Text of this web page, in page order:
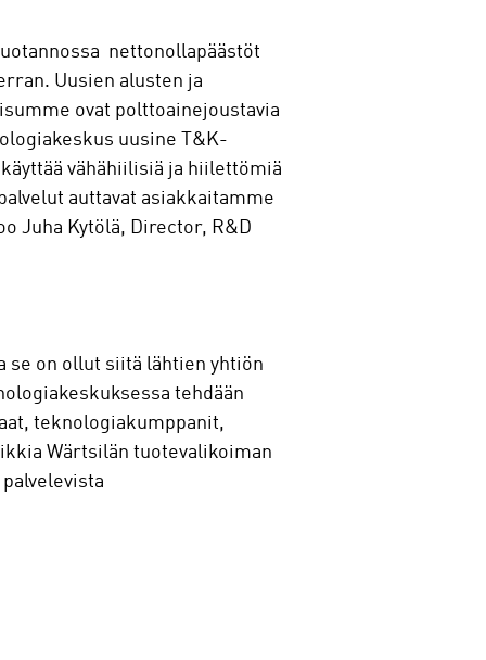
nettonollapäästöt
Uusien alusten ja
ovat polttoainejoustavia
uusine T&K-
vähähiilisiä ja hiilettömiä
auttavat asiakkaitamme
Juha Kytölä, Director, R&D
se on ollut siitä lähtien yhtiön
tehdään
teknologiakumppanit,
Wärtsilän tuotevalikoiman